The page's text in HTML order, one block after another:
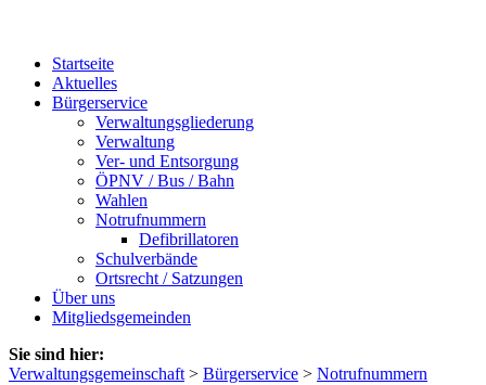
Startseite
Aktuelles
Bürgerservice
Verwaltungsgliederung
Verwaltung
Ver- und Entsorgung
ÖPNV / Bus / Bahn
Wahlen
Notrufnummern
Defibrillatoren
Schulverbände
Ortsrecht / Satzungen
Über uns
Mitgliedsgemeinden
Sie sind hier:
Verwaltungsgemeinschaft > Bürgerservice > Notrufnummern